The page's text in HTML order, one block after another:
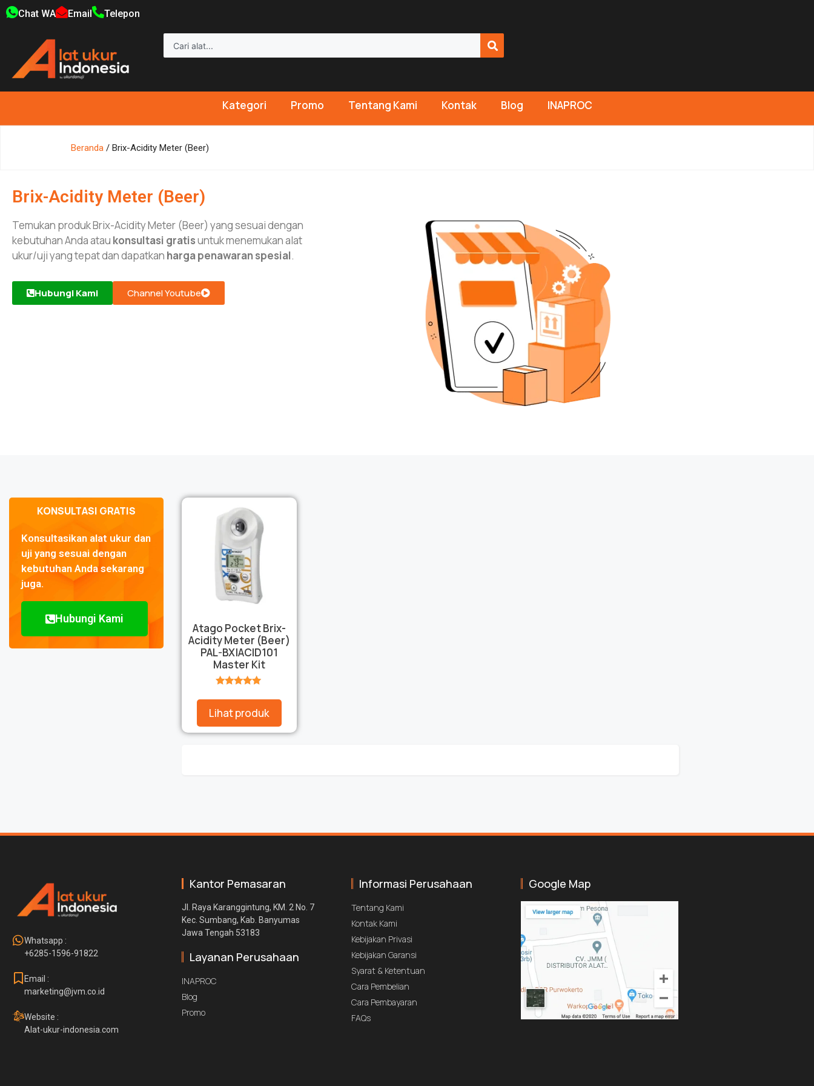
Chat WA Email Telepon
Kategori Promo Tentang Kami Kontak Blog INAPROC
Beranda / Brix-Acidity Meter (Beer)
Brix-Acidity Meter (Beer)
Temukan produk Brix-Acidity Meter (Beer) yang sesuai dengan
kebutuhan Anda atau konsultasi gratisuntuk menemukan alat
ukur/uji yang tepat dan dapatkan harga penawaran spesial.
Hubungi Kami Channel Youtube
KONSULTASI GRATIS
Konsultasikan alat ukur dan
uji yang sesuai dengan
kebutuhan Anda sekarang
juga.
Hubungi Kami
Atago Pocket Brix-
Acidity Meter (Beer)
PAL-BX|ACID101
Master Kit
Lihat produk
Whatsapp :
+6285-1596-91822
Email :
marketing@jvm.co.id
Website :
Alat-ukur-indonesia.com
Kantor Pemasaran
Jl. Raya Karanggintung, KM. 2 No. 7
Kec. Sumbang, Kab. Banyumas
Jawa Tengah 53183
Layanan Perusahaan
INAPROC
Blog
Promo
Informasi Perusahaan
Tentang Kami
Kontak Kami
Kebijakan Privasi
Kebijakan Garansi
Syarat & Ketentuan
Cara Pembelian
Cara Pembayaran
FAQs
Google Map